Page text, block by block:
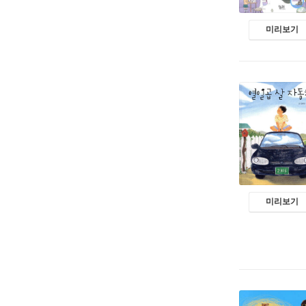
미리보기
미리보기